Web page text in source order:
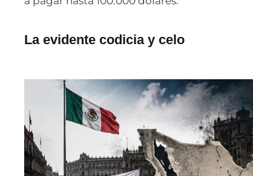
La evidente codicia y celo